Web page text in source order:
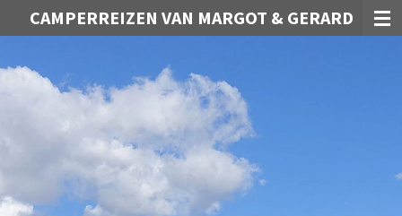
direct
naar
hoofdinhoud
CAMPERREIZEN VAN MARGOT & GERARD